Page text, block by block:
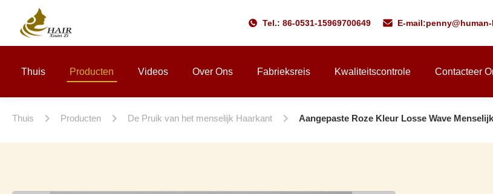
Tel.: 86-0531-15969700649 E-mail:
Thuis Producten Videos Over Ons Fabrieksreis Kwaliteitscontrole Contacteer
Thuis Producten De Pruik van het menselijk Haarkant Aangepaste Roze Kleur Losse Wave